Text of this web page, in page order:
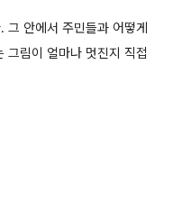
그 안에서 주민들과 어떻게
그림이 얼마나 멋진지 직접